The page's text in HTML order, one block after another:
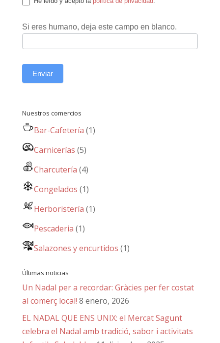
Si eres humano, deja este campo en blanco.
Enviar
Nuestros comercios
Bar-Cafetería (1)
Carnicerías (5)
Charcutería (4)
Congelados (1)
Herboristería (1)
Pescaderia (1)
Salazones y encurtidos (1)
Últimas noticias
Un Nadal per a recordar: Gràcies per fer costat
al comerç local! 8 enero, 2026
EL NADAL QUE ENS UNIX: el Mercat Sagunt
celebra el Nadal amb tradició, sabor i activitats